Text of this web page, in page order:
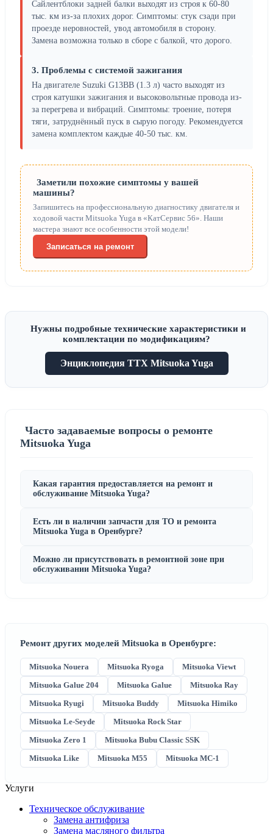
Сайлентблоки задней балки выходят из строя к 60-80
тыс. км из-за плохих дорог. Симптомы: стук сзади при
проезде неровностей, увод автомобиля в сторону.
Замена возможна только в сборе с балкой, что дорого.
3. Проблемы с системой зажигания
На двигателе Suzuki G13BB (1.3 л) часто выходят из
строя катушки зажигания и высоковольтные провода из-
за перегрева и вибраций. Симптомы: троение, потеря
тяги, затруднённый пуск в сырую погоду. Рекомендуется
замена комплектом каждые 40-50 тыс. км.
Заметили похожие симптомы у вашей
машины?
Запишитесь на профессиональную диагностику двигателя и
ходовой части Mitsuoka Yuga в «КатСервис 56». Наши
мастера знают все особенности этой модели!
Записаться на ремонт
Нужны подробные технические характеристики и
комплектации по модификациям?
Энциклопедия ТТХ Mitsuoka Yuga
Часто задаваемые вопросы о ремонте
Mitsuoka Yuga
Какая гарантия предоставляется на ремонт и
обслуживание Mitsuoka Yuga?
Есть ли в наличии запчасти для ТО и ремонта
Mitsuoka Yuga в Оренбурге?
Можно ли присутствовать в ремонтной зоне при
обслуживании Mitsuoka Yuga?
Ремонт других моделей Mitsuoka в Оренбурге:
Mitsuoka Nouera Mitsuoka Ryoga
Mitsuoka Viewt
Mitsuoka Galue 204
Mitsuoka Galue
Mitsuoka Ray
Mitsuoka Ryugi
Mitsuoka Buddy
Mitsuoka Himiko
Mitsuoka Le-Seyde
Mitsuoka Rock Star
Mitsuoka Zero 1
Mitsuoka Bubu Classic SSK
Mitsuoka Like
Mitsuoka M55 Mitsuoka MC-1
Услуги
Техническое обслуживание
Замена антифриза
Замена масляного фильтра